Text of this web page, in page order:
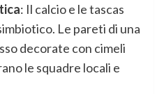
: Il calcio e le tascas
Le pareti di una
decorate con cimeli
le squadre locali e